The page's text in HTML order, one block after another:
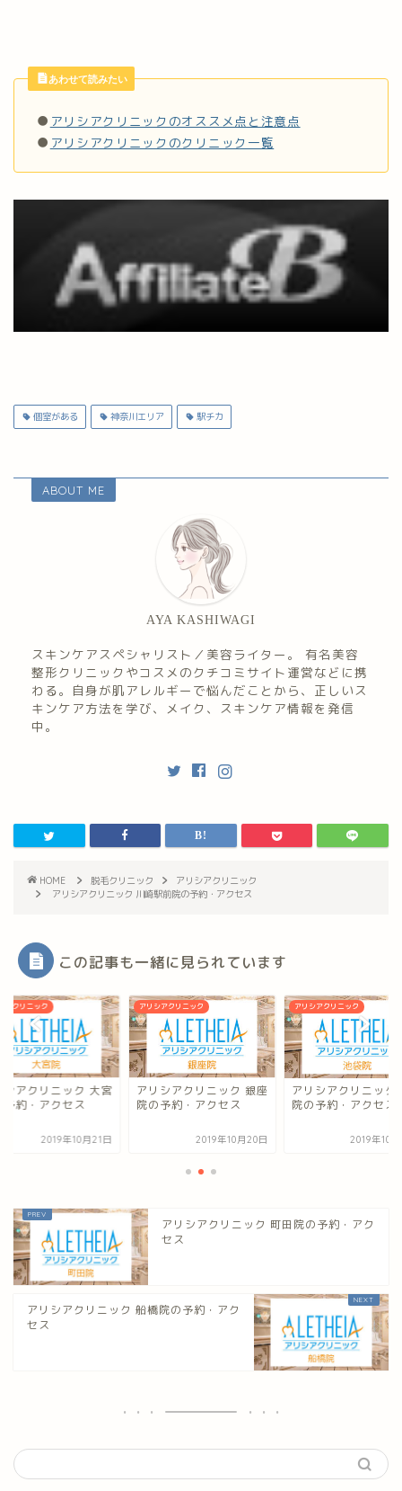
あわせて読みたい
● アリシアクリニックのオススメ点と注意点
● アリシアクリニックのクリニック一覧
個室がある 神奈川エリア 駅チカ
ABOUT ME
AYA KASHIWAGI
スキンケアスペシャリスト／美容ライター。 有名美容
整形クリニックやコスメのクチコミサイト運営などに携
わる。自身が肌アレルギーで悩んだことから、正しいス
キンケア方法を学び、メイク、スキンケア情報を発信
中。
HOME 脱毛クリニック
アリシアクリニック
アリシアクリニック 川崎駅前院の予約・アクセス
この記事も一緒に見られています
アクリニック
シアクリニック 大宮
予約・アクセス
2019年10月21日
アリシアクリニック
アリシアクリニック 銀座
院の予約・アクセス
2019年10月20日
アリシアクリニック
アリシアクリニック
院の予約・アクセス
2019年10
アリシアクリニック 町田院の予約・アク
セス
アリシアクリニック 船橋院の予約・アク
セス